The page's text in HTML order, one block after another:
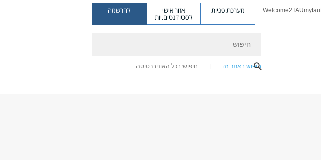
mytau
Welcome2TAU מערכת פניות אזור אישי
לסטודנטים.יות
להרשמה
חיפוש באתר זה חיפוש בכל האוניברסיטה